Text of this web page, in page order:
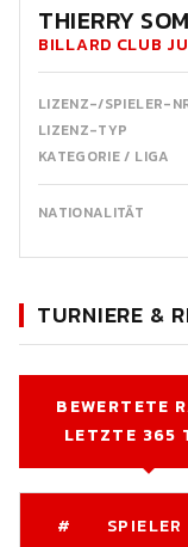
THIERRY
BILLARD CLUB
LIZENZ-/SPIELER-
LIZENZ-TYP
KATEGORIE / LIGA
NATIONALITÄT
TURNIERE &
BEWERTETE
LETZTE 365
# SPIELER